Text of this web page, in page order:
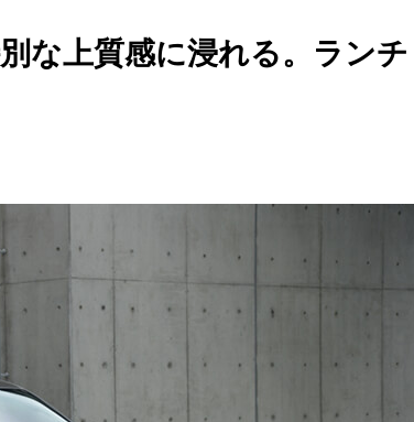
な上質感に浸れる。ランチ